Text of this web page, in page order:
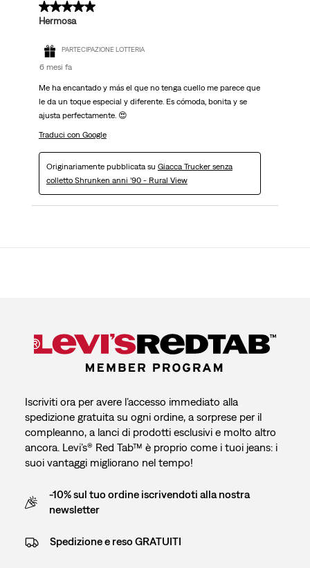
5 su 5 stelle.
Hermosa
PARTECIPAZIONE LOTTERIA
6 mesi fa
Me ha encantado y más el que no tenga cuello me parece que
le da un toque especial y diferente. Es cómoda, bonita y se
ajusta perfectamente. 😍
Traduci con Google
Originariamente pubblicata su Giacca Trucker senza
colletto Shrunken anni ’90 - Rural View
Iscriviti ora per avere l’accesso immediato alla
spedizione gratuita su ogni ordine, a sorprese per il
compleanno, a lanci di prodotti esclusivi e molto altro
ancora. Levi’s® Red Tab™ è proprio come i tuoi jeans: i
suoi vantaggi migliorano nel tempo!
-10% sul tuo ordine iscrivendoti alla nostra
newsletter
Spedizione e reso GRATUITI